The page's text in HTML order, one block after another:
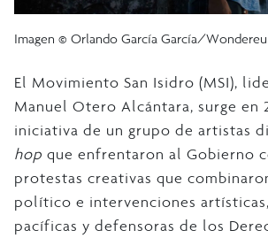
Imagen © Orlando García García/
El Movimiento San Isidro (MSI),
Manuel Otero Alcántara, surge en
iniciativa de un grupo de artistas
hop que enfrentaron al Gobierno
protestas creativas que
político e intervenciones
pacíficas y defensoras de los